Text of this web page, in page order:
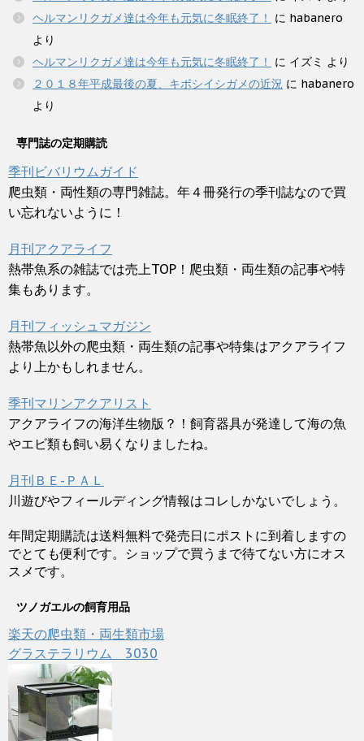
ヘルマンリクガメ達は今年も元気に冬眠終了！
に habanero
より
ヘルマンリクガメ達は今年も元気に冬眠終了！
に イズミ より
２０１８年平成最後の夏、キボシイシガメの近況 に habanero
より
専門誌の定期購読
季刊ビバリウムガイド
爬虫類・両性類の専門雑誌。年４冊発行の季刊誌なので買
い忘れないように！
月刊アクアライフ
熱帯魚系の雑誌では売上TOP！爬虫類・両生類の記事や特
集もあります。
月刊フィッシュマガジン
熱帯魚以外の爬虫類・両生類の記事や特集はアクアライフ
より上かもしれません。
季刊マリンアクアリスト
アクアライフの海洋生物版？！飼育器具が発達して海の魚
やエビ類も飼い易くなりましたね。
月刊ＢＥ-ＰＡＬ
川遊びやフィールディング情報はコレしかないでしょう。
年間定期購読は送料無料で発売日にポストに到着しますの
でとても便利です。ショップで買うまで待てない方にオス
スメです。
ツノガエルの飼育用品
楽天の爬虫類・両生類市場
グラステラリウム 3030